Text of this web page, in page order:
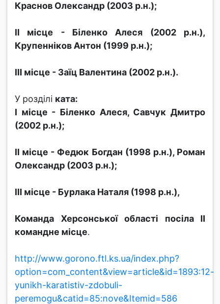
Краснов Олександр (2003 р.н.);
ІІ місце - Біленко Алеся (2002 р.н.),
Крупенніков Антон (1999 р.н.);
ІІІ місце - Заїц Валентина (2002 р.н.).
У розділі ката:
І місце - Біленко Алеся, Савчук Дмитро
(2002 р.н.);
ІІ місце - Федюк Богдан (1998 р.н.), Роман
Олександр (2003 р.н.);
ІІІ місце - Бурлака Наталя (1998 р.н.),
Команда Херсонської області посіла ІІ
командне місце.
http://www.gorono.ftl.ks.ua/index.php?
option=com_content&view=article&id=1893:12-
yunikh-karatistiv-zdobuli-
peremogu&catid=85:nove&Itemid=586